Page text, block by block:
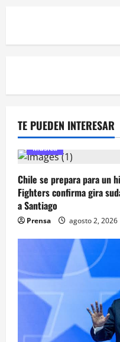
TE PUEDEN INTERESAR
Música
Chile se prepara para un
Fighters confirma gira
a Santiago
Prensa agosto 2, 2026